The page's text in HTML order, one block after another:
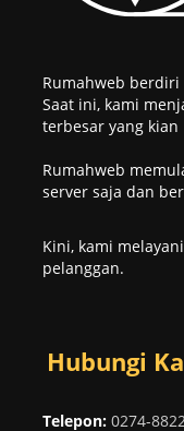
Rumahweb berdiri
Saat ini, kami
terbesar yang
Rumahweb
server saja dan
Kini, kami
pelanggan.
Hubungi
Telepon: 0274-